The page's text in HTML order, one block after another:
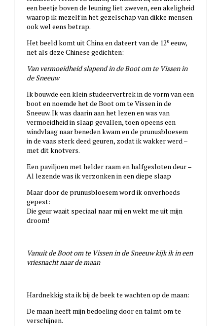
een beetje boven de leuning liet zweven, een akeligheid
waarop ik mezelf in het gezelschap van dikke mensen
ook wel eens betrap.
Het beeld komt uit China en dateert van de 12eeeuw,
net als deze Chinese gedichten:
Van vermoeidheid slapend in de Boot om te Vissen in
de Sneeuw
Ik bouwde een klein studeervertrek in de vorm van een
boot en noemde het de Boot om te Vissen in de
Sneeuw. Ik was daarin aan het lezen en was van
vermoeidheid in slaap gevallen, toen opeens een
windvlaag naar beneden kwam en de prunusbloesem
in de vaas sterk deed geuren, zodat ik wakker werd –
met dit knotvers.
Een paviljoen met helder raam en halfgesloten deur –
Al lezende was ik verzonken in een diepe slaap
Maar door de prunusbloesem word ik onverhoeds
gepest:
Die geur waait speciaal naar mij en wekt me uit mijn
droom!
Vanuit de Boot om te Vissen in de Sneeuw kijk ik in een
vriesnacht naar de maan
Hardnekkig sta ik bij de beek te wachten op de maan:
De maan heeft mijn bedoeling door en talmt om te
verschijnen.